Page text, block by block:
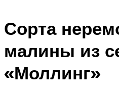
Сорта
малины из
«Моллинг»